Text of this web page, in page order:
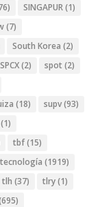
SINGAPUR(1)
(7)
South Korea (2)
SPCX(2) spot (2)
(18) supv(93)
(1)
tbf(15)
tecnología (1919)
tlh (37) tlry(1)